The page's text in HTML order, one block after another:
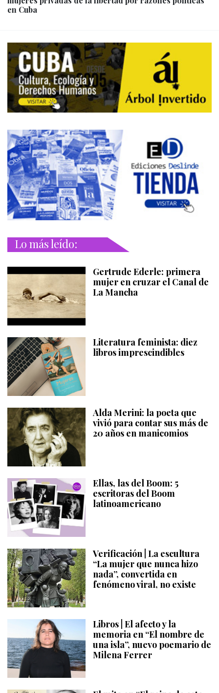
en Cuba
Lo más leído:
Gertrude Ederle: primera
mujer en cruzar el Canal de
La Mancha
Literatura feminista: diez
libros imprescindibles
Alda Merini: la poeta que
vivió para contar sus más de
20 años en manicomios
Ellas, las del Boom: 5
escritoras del Boom
latinoamericano
Verificación | La escultura
“La mujer que nunca hizo
nada”, convertida en
fenómeno viral, no existe
Libros | El afecto y la
memoria en “El nombre de
una isla”, nuevo poemario de
Milena Ferrer